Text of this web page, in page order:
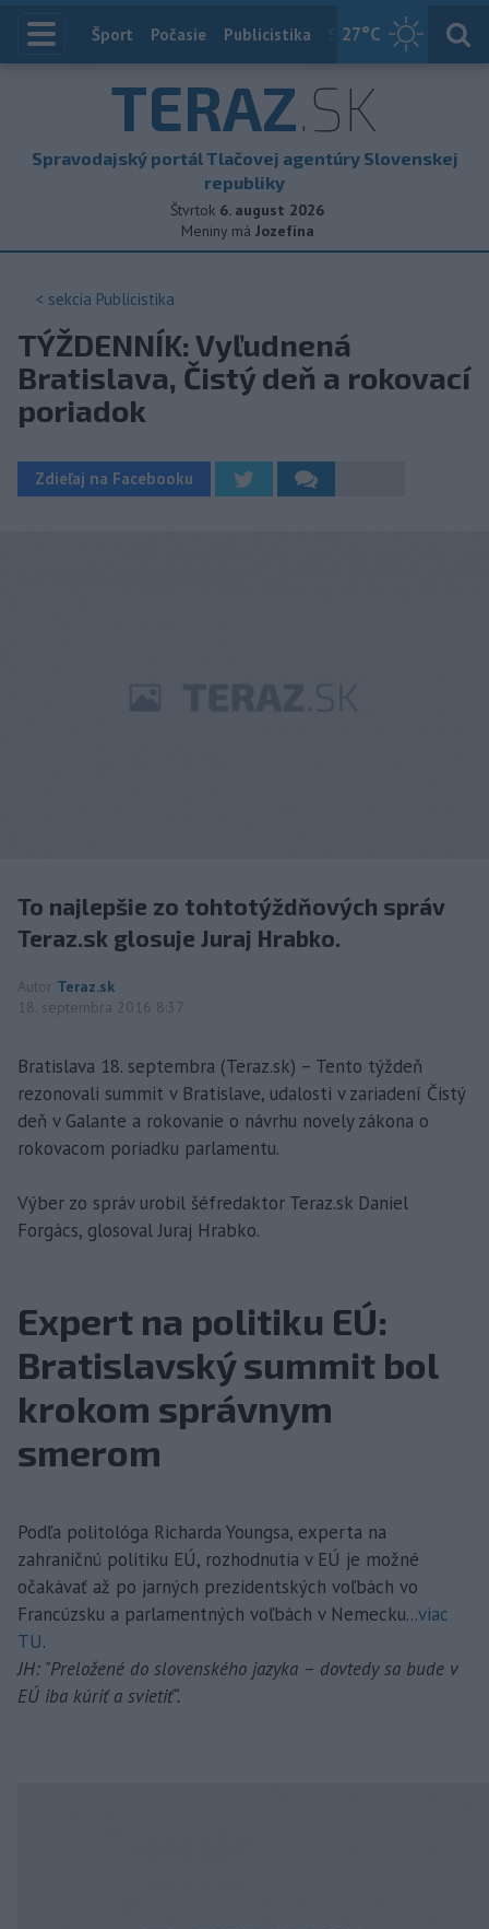
27°C
Index
Šport Počasie Publicistika Slovensko
TERAZ.SK
Spravodajský portál Tlačovej agentúry Slovenskej
republiky
Štvrtok 6. august 2026
Meniny má Jozefína
< sekcia Publicistika
TÝŽDENNÍK: Vyľudnená
Bratislava, Čistý deň a rokovací
poriadok
Zdieľaj na Facebooku
To najlepšie zo tohtotýždňových správ
Teraz.sk glosuje Juraj Hrabko.
Autor Teraz.sk
18. septembra 2016 8:37
Bratislava 18. septembra (Teraz.sk) – Tento týždeň
rezonovali summit v Bratislave, udalosti v zariadení Čistý
deň v Galante a rokovanie o návrhu novely zákona o
rokovacom poriadku parlamentu.
Výber zo správ urobil šéfredaktor Teraz.sk Daniel
Forgács, glosoval Juraj Hrabko.
Expert na politiku EÚ:
Bratislavský summit bol
krokom správnym
smerom
Podľa politológa Richarda Youngsa, experta na
zahraničnú politiku EÚ, rozhodnutia v EÚ je možné
očakávať až po jarných prezidentských voľbách vo
Francúzsku a parlamentných voľbách v Nemecku...viac
TU.
JH: "Preložené do slovenského jazyka – dovtedy sa bude v
EÚ iba kúriť a svietiť“.